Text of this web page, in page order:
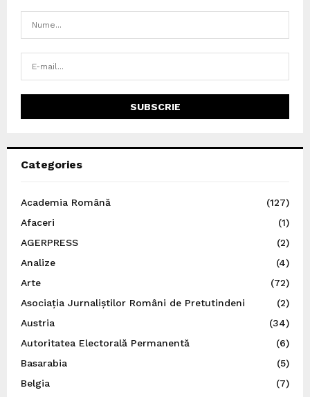
Categories
Academia Română
(127)
Afaceri
(1)
AGERPRESS
(2)
Analize
(4)
Arte
(72)
Asociația Jurnaliștilor Români de Pretutindeni
(2)
Austria
(34)
Autoritatea Electorală Permanentă
(6)
Basarabia
(5)
Belgia
(7)